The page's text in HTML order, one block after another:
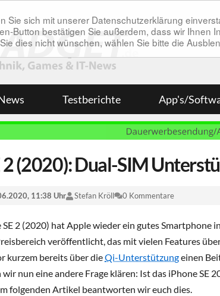
Sie sich mit unserer Datenschutzerklärung
Button bestätigen Sie außerdem, dass wir Ihnen
dies nicht wünschen, wählen Sie bitte die
Testberichte App's/
2 (2020): Dual-SIM
11:38 Uhr Stefan Kröll 0 Kommentare
2 (2020) hat Apple wieder ein gutes Smartphone
veröffentlicht, das mit vielen Features
kurzem bereits über dieQi-Unterstützungeinen
wir nun eine andere Frage klären: Ist das iPhone SE
folgenden Artikel beantworten wir euch dies.